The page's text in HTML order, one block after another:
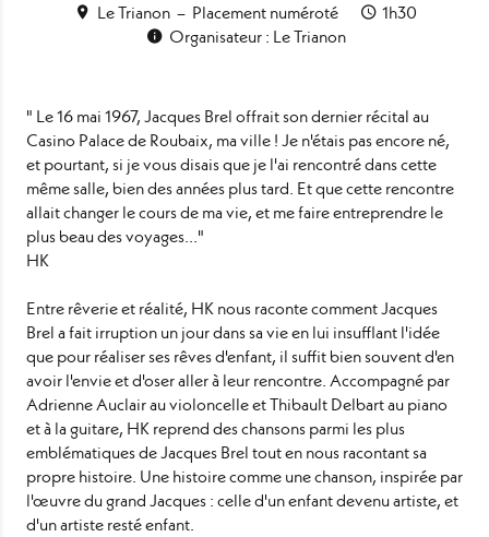
Le Trianon Placement numéroté
1h30
Organisateur : Le Trianon
" Le 16 mai 1967, Jacques Brel offrait son dernier récital au
Casino Palace de Roubaix, ma ville ! Je n'étais pas encore né,
et pourtant, si je vous disais que je l'ai rencontré dans cette
même salle, bien des années plus tard. Et que cette rencontre
allait changer le cours de ma vie, et me faire entreprendre le
plus beau des voyages..."
HK
Entre rêverie et réalité, HK nous raconte comment Jacques
Brel a fait irruption un jour dans sa vie en lui insufflant l'idée
que pour réaliser ses rêves d'enfant, il suffit bien souvent d'en
avoir l'envie et d'oser aller à leur rencontre. Accompagné par
Adrienne Auclair au violoncelle et Thibault Delbart au piano
et à la guitare, HK reprend des chansons parmi les plus
emblématiques de Jacques Brel tout en nous racontant sa
propre histoire. Une histoire comme une chanson, inspirée par
l'œuvre du grand Jacques : celle d'un enfant devenu artiste, et
d'un artiste resté enfant.